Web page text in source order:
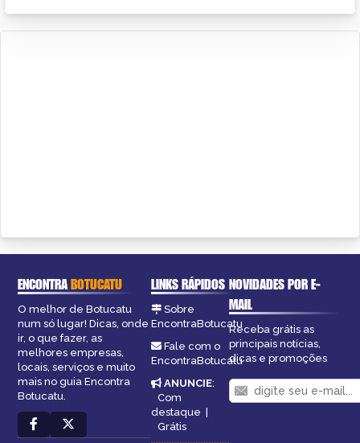
ENCONTRABOTUCATU
O melhor de Botucatu
num só lugar! Dicas, onde
ir, o que fazer, as
melhores empresas,
locais, serviços e muito
mais no guia Encontra
Botucatu.
LINKS RÁPIDOS
Sobre
EncontraBotucatu
Fale com o
EncontraBotucatu
ANUNCIE:
Com
destaque |
Grátis
NOVIDADES POR E-
MAIL
Receba grátis as
principais notícias,
dicas e promoções